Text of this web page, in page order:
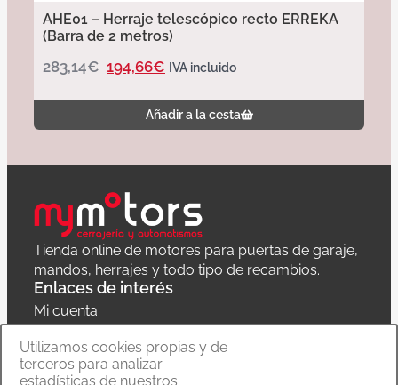
AHE01 – Herraje telescópico recto ERREKA
(Barra de 2 metros)
283,14€ 194,66€ IVA incluido
Añadir a la cesta
Tienda online de motores para puertas de garaje,
mandos, herrajes y todo tipo de recambios.
Enlaces de interés
Mi cuenta
Política de privacidad
Carrito
Utilizamos cookies propias y de
terceros para analizar
estadísticas de nuestros